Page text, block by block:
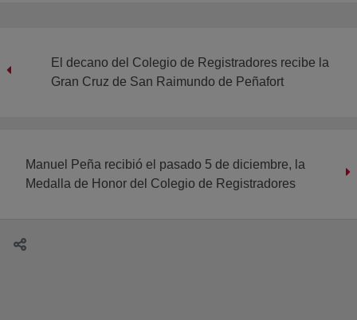
El decano del Colegio de Registradores recibe la
Gran Cruz de San Raimundo de Peñafort
Manuel Peña recibió el pasado 5 de diciembre, la
Medalla de Honor del Colegio de Registradores